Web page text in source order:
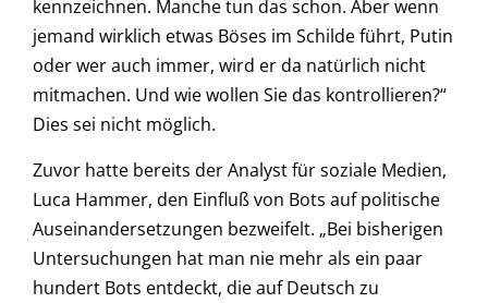
kennzeichnen. Manche tun das schon. Aber wenn
jemand wirklich etwas Böses im Schilde führt, Putin
oder wer auch immer, wird er da natürlich nicht
mitmachen. Und wie wollen Sie das kontrollieren?“
Dies sei nicht möglich.
Zuvor hatte bereits der Analyst für soziale Medien,
Luca Hammer, den Einfluß von Bots auf politische
Auseinandersetzungen bezweifelt. „Bei bisherigen
Untersuchungen hat man nie mehr als ein paar
hundert Bots entdeckt, die auf Deutsch zu